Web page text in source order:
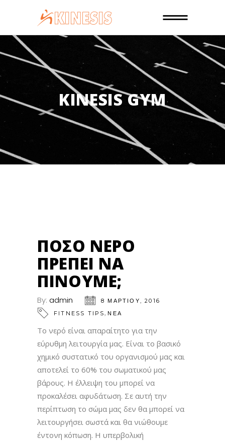
KINESIS GYM
ΠΌΣΟ ΝΕΡΌ
ΠΡΈΠΕΙ ΝΑ
ΠΊΝΟΥΜΕ;
By: admin
8 ΜΑΡΤΊΟΥ, 2016
FITNESS TIPS,ΝΕΑ
Το νερό είναι απαραίτητο για την
εύρυθμη λειτουργία μας. Είναι το βασικό
χημικό συστατικό του οργανισμού μας και
αποτελεί το 60% του σωματικού μας
βάρους. Η έλλειψη του μπορεί να
προκαλέσει αφυδάτωση. Σε αυτή την
περίπτωση το σώμα μας δεν θα μπορεί να
λειτουργήσει σωστά και θα νιώθουμε
έντονη κόπωση. Η υπερβολική